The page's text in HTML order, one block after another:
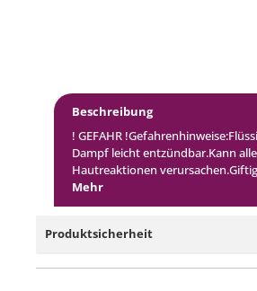
Beschreibung
! GEFAHR
Dampf leicht entzündbar.Kann
Hautreaktionen
Mehr
Produktsicherheit